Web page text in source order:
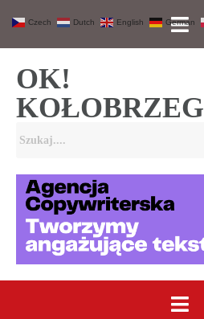
OK!
KOŁOBRZEG
Czech Dutch English German